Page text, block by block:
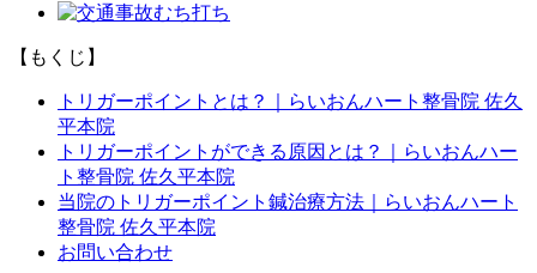
【もくじ】
トリガーポイントとは？｜らいおんハート整骨院 佐久
平本院
トリガーポイントができる原因とは？｜らいおんハー
ト整骨院 佐久平本院
当院のトリガーポイント鍼治療方法｜らいおんハート
整骨院 佐久平本院
お問い合わせ